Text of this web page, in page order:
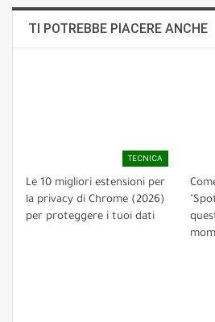
TI POTREBBE PIACERE ANCHE
TECNICA
Le 10 migliori estensioni per
la privacy di Chrome (2026)
per proteggere i tuoi dati